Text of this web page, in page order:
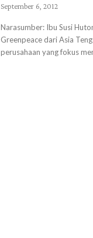
September 6, 2012
Narasumber: Ibu Susi
Greenpeace dari Asia
perusahaan yang fokus